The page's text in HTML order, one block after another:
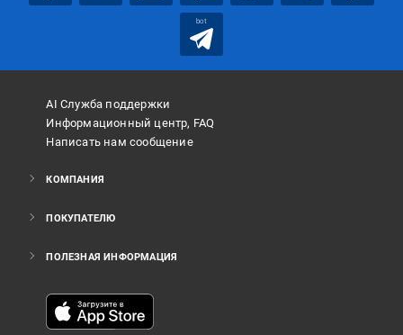
bot
AI Служба поддержки
Информационный центр, FAQ
Написать нам сообщение
КОМПАНИЯ
ПОКУПАТЕЛЮ
ПОЛЕЗНАЯ ИНФОРМАЦИЯ